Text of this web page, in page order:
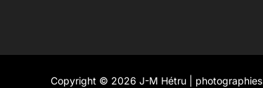
Copyright © 2026 J-M Hétru | photographies